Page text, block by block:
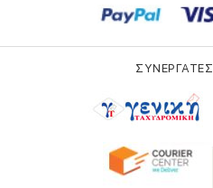
ΣΥΝΕΡΓΑΤΕΣ